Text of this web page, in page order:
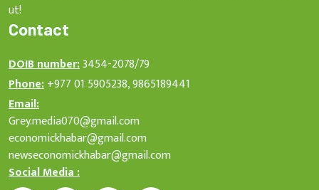
ut!
Contact
DOIB number:3454-2078/79
Phone:+977 01 5905238, 9865189441
Email:
Grey.media070@gmail.com
economickhabar@gmail.com
newseconomickhabar@gmail.com
Social Media :